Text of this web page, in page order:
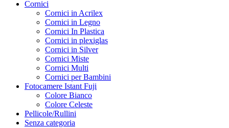
Cornici
Cornici in Acrilex
Cornici in Legno
Cornici In Plastica
Cornici in plexiglas
Cornici in Silver
Cornici Miste
Cornici Multi
Cornici per Bambini
Fotocamere Istant Fuji
Colore Bianco
Colore Celeste
Pellicole/Rullini
Senza categoria